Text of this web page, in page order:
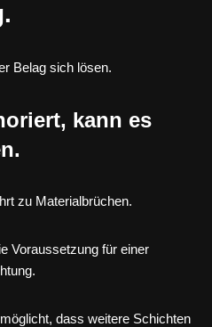
Belag sich lösen.
kann es
zu Materialbrüchen.
Voraussetzung für einer
dass weitere Schichten